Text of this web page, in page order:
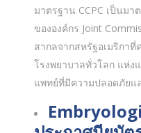
มาตรฐาน CCPC เป็นม
ขององค์กร Joint
สากลจากสหรัฐอเมริกา
โรงพยาบาลทั่วโลก แห่ง
แพทย์ที่มีความปลอดภัยแ